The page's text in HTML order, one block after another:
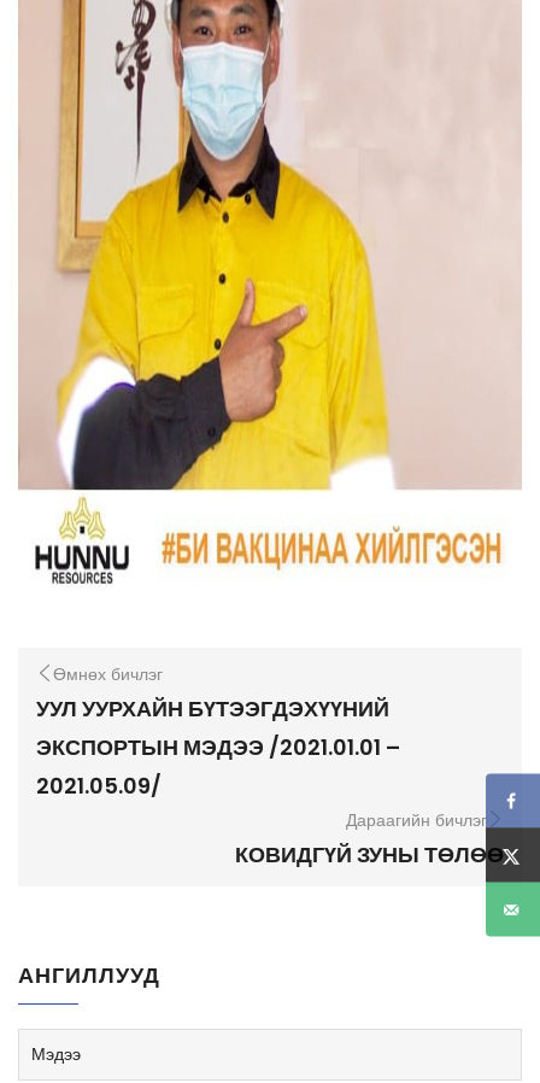
Өмнөх бичлэг
УУЛ УУРХАЙН БҮТЭЭГДЭХҮҮНИЙ
ЭКСПОРТЫН МЭДЭЭ /2021.01.01 –
2021.05.09/
Дараагийн бичлэг
КОВИДГҮЙ ЗУНЫ ТӨЛӨӨ
АНГИЛЛУУД
Мэдээ